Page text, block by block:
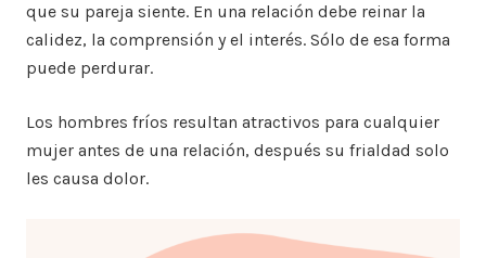
que su pareja siente. En una relación debe reinar la
calidez, la comprensión y el interés. Sólo de esa forma
puede perdurar.
Los hombres fríos resultan atractivos para cualquier
mujer antes de una relación, después su frialdad solo
les causa dolor.